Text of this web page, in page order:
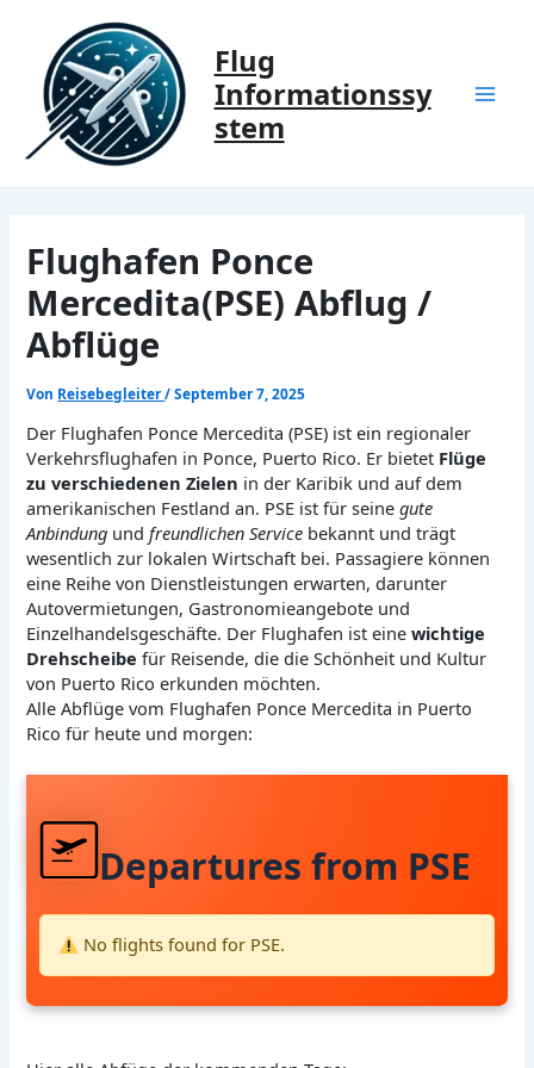
springen
Flug
Informationssy
stem
Flughafen Ponce
Mercedita(PSE) Abflug /
Abflüge
Von Reisebegleiter/September 7, 2025
Der Flughafen Ponce Mercedita (PSE) ist ein regionaler
Verkehrsflughafen in Ponce, Puerto Rico. Er bietet Flüge
zu verschiedenen Zielen in der Karibik und auf dem
amerikanischen Festland an. PSE ist für seinegute
Anbindung undfreundlichen Service bekannt und trägt
wesentlich zur lokalen Wirtschaft bei. Passagiere können
eine Reihe von Dienstleistungen erwarten, darunter
Autovermietungen, Gastronomieangebote und
Einzelhandelsgeschäfte. Der Flughafen ist einewichtige
Drehscheibe für Reisende, die die Schönheit und Kultur
von Puerto Rico erkunden möchten.
Alle Abflüge vom Flughafen Ponce Mercedita in Puerto
Rico für heute und morgen:
Departures from PSE
No flights found for PSE.